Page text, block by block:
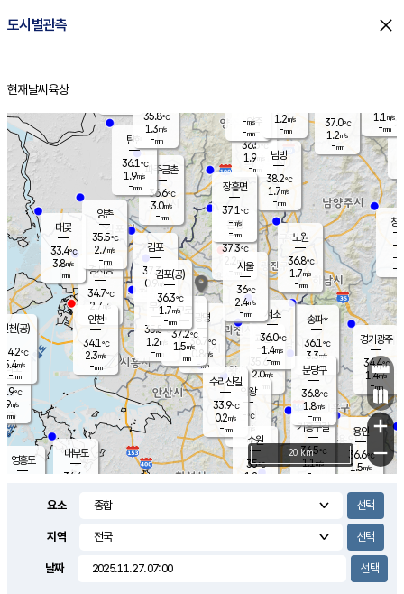
도시별관측 close
홈
현재날씨 육상
의도
℃
m/s
mm
영흥도
양주
36.5℃
1.9
-mm
과천
35.6℃
2.0m/s
- mm
용인
36.6℃
1.5m/s
경기광주
34.4℃
1.4m/s
-mm
2.3m/s
대부도
34.4
경서동
34.7℃
2.7 m/s
-mm
파주금촌
36.6℃
3.0m/s
-mm
37.0℃
1.2m/s
-mm
대곶
33.4℃
3.8m/s
-mm
창
-
-m/
-
탄현
36.1℃
1.9m/s
-mm
1.1 m/s
-mm
의왕
- ℃
m/s
mm
김포
37.3℃
0.9 m/s
mm
광명
36.7 ℃
0.8 m/s
-mm
부천
35.5℃
1.2m/s
-mm
양촌
35.5℃
2.7m/s
-mm
구로
37.2℃
1.5m/s
-mm
은평
37.3℃
2.2 m/s
- mm
노원
36.8℃
1.7m/s
-mm
송파*
36.1℃
3.3m/s
-mm
서초
36.0℃
1.4m/s
-mm
남방
38.2℃
1.7m/s
-mm
기흥구갈
36.5℃
1.1m/s
-
수리산길
33.9℃
0.2m/s
-mm
분당구
36.8℃
1.8m/s
-mm
장흥면
37.1℃
-m/s
-mm
-m/s
-mm
인천(공)
34.2℃
5.4m/s
-mm
김포(공)
36.3℃
1.7m/s
-mm
수원
35℃
1.2 m/s
인천
34.1℃
2.3m/s
-mm
서울
36℃
2.4m/s
-mm
35.8℃
1.3m/s
-mm
1.2m/s
-mm
+
−
20 km
요소
지역
날짜